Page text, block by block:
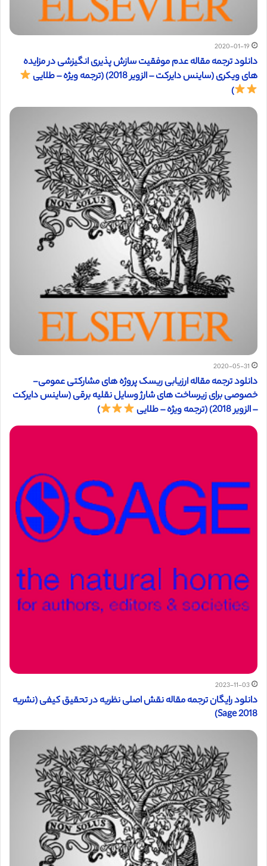
2020-01-19
دانلود ترجمه مقاله عدم موفقیت سازش پذیری انگیزشی در مزایده
های ویکری (ساینس دایرکت – الزویر 2018) (ترجمه ویژه – طلایی
)
2020-05-31
دانلود ترجمه مقاله ارزیابی ریسک پروژه های مشارکتی عمومی-
خصوصی برای زیرساخت های شارژ وسایل نقلیه برقی (ساینس دایرکت
– الزویر 2018) (ترجمه ویژه – طلایی
)
2023-11-03
دانلود رایگان ترجمه مقاله نقش اصلی نظریه در تحقیق کیفی (نشریه
Sage 2018)